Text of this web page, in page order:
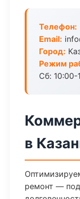
Телефон:
Email:
Город:
Режим
Сб: 10:00-
в
ремонт —